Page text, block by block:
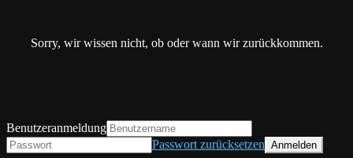
Sorry, wir wissen nicht, ob oder wann wir zurückkommen.
Benutzeranmeldung
Passwort zurücksetzen